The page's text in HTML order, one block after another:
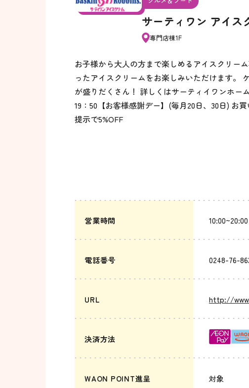
サーティワン アイス
専門店棟1F
お子様から大人の方まで楽しめるアイスクリー
ったアイスクリームをお楽しみいただけます。
が盛りだくさん！ 詳しくはサーティイワンホー
19：50【お客様感謝デー】(毎月20日、30日) お
提示で5%OFF
営業時間 10:00~20:00
電話番号 0248-76-
URL http://
決済方法
WAON POINT進呈 対象